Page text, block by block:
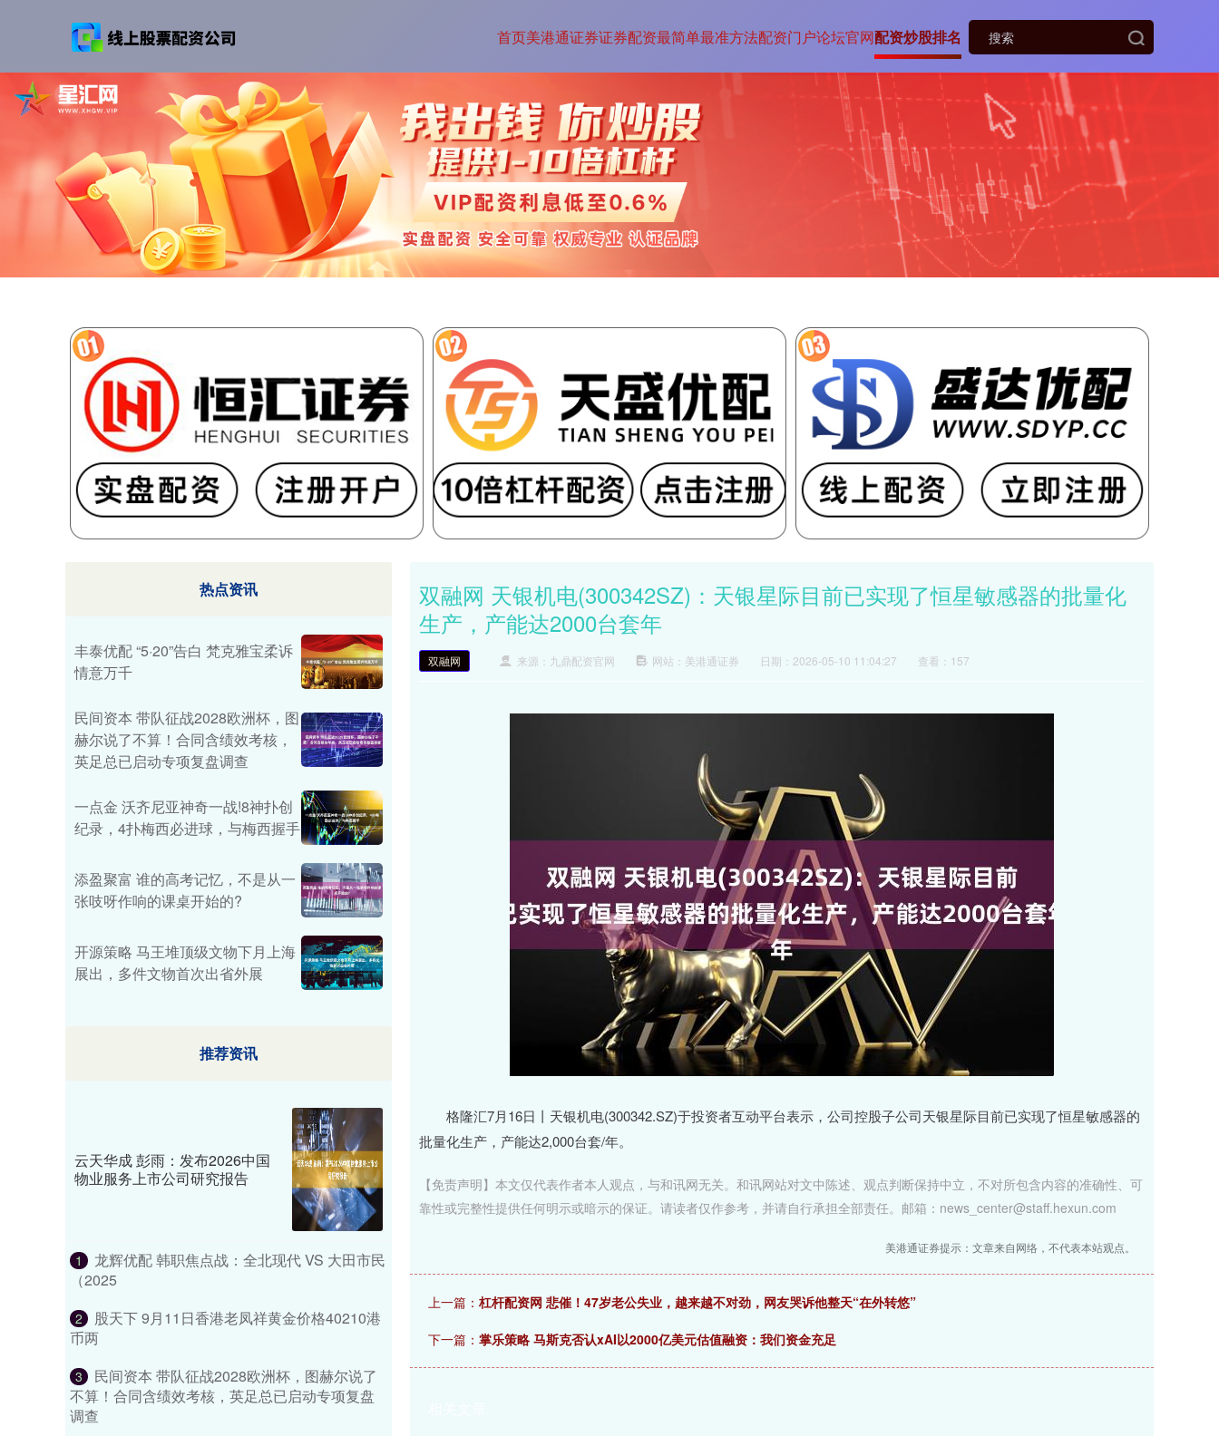
首页美港通证券证券配资最简单最准方法配资门户论坛官网配资炒股排名
双融网 天银机电(300342SZ)：天银星际目前已实现了恒星敏感器的批量化
生产，产能达2000台套年
双融网 来源：九鼎配资官网 网站：美港通证券 日期：2026-05-10 11:04:27 查看：157
格隆汇7月16日丨天银机电(300342.SZ)于投资者互动平台表示，公司控股子公司天银星际目前已实现了恒星敏感器的
批量化生产，产能达2,000台套/年。
【免责声明】本文仅代表作者本人观点，与和讯网无关。和讯网站对文中陈述、观点判断保持中立，不对所包含内容的准确性、可
靠性或完整性提供任何明示或暗示的保证。请读者仅作参考，并请自行承担全部责任。邮箱：news_center@staff.hexun.com
美港通证券提示：文章来自网络，不代表本站观点。
上一篇： 杠杆配资网 悲催！47岁老公失业，越来越不对劲，网友哭诉他整天“在外转悠”
下一篇： 掌乐策略 马斯克否认xAI以2000亿美元估值融资：我们资金充足
热点资讯
丰泰优配 “5·20”告白 梵克雅宝柔诉
情意万千
民间资本 带队征战2028欧洲杯，图
赫尔说了不算！合同含绩效考核，
英足总已启动专项复盘调查
一点金 沃齐尼亚神奇一战!8神扑创
纪录，4扑梅西必进球，与梅西握手
添盈聚富 谁的高考记忆，不是从一
张吱呀作响的课桌开始的?
开源策略 马王堆顶级文物下月上海
展出，多件文物首次出省外展
推荐资讯
云天华成 彭雨：发布2026中国
物业服务上市公司研究报告
1
龙辉优配 韩职焦点战：全北现代 VS 大田市民
（2025
2
股天下 9月11日香港老凤祥黄金价格40210港
币两
3
民间资本 带队征战2028欧洲杯，图赫尔说了
不算！合同含绩效考核，英足总已启动专项复盘
调查